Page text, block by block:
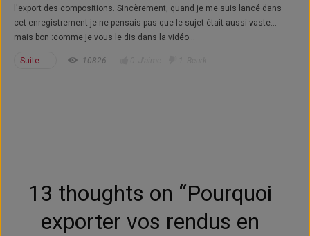
l'export des compositions. Sincèrement, quand je me suis lancé dans
cet enregistrement je ne pensais pas que le sujet était aussi vaste...
mais bon :comme je vous le dis dans la vidéo...
Suite... 10826
13 thoughts on “Pourquoi
exporter vos rendus en